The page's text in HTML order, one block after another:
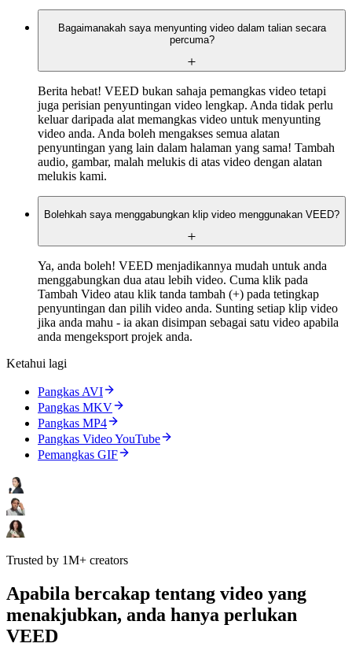
Bagaimanakah saya menyunting video dalam talian secara
percuma?
Berita hebat! VEED bukan sahaja pemangkas video tetapi
juga perisian penyuntingan video lengkap. Anda tidak perlu
keluar daripada alat memangkas video untuk menyunting
video anda. Anda boleh mengakses semua alatan
penyuntingan yang lain dalam halaman yang sama! Tambah
audio, gambar, malah melukis di atas video dengan alatan
melukis kami.
Bolehkah saya menggabungkan klip video menggunakan VEED?
Ya, anda boleh! VEED menjadikannya mudah untuk anda
menggabungkan dua atau lebih video. Cuma klik pada
Tambah Video atau klik tanda tambah (+) pada tetingkap
penyuntingan dan pilih video anda. Sunting setiap klip video
jika anda mahu - ia akan disimpan sebagai satu video apabila
anda mengeksport projek anda.
Ketahui lagi
Pangkas AVI
Pangkas MKV
Pangkas MP4
Pangkas Video YouTube
Pemangkas GIF
Trusted by 1M+ creators
Apabila bercakap tentang video yang
menakjubkan, anda hanya perlukan
VEED